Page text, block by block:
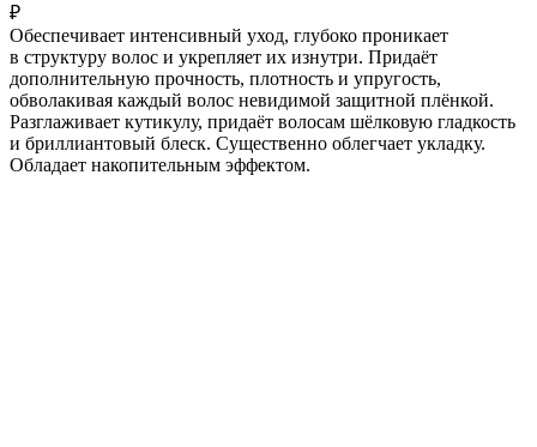
₽
Обеспечивает интенсивный уход, глубоко проникает
в структуру волос и укрепляет их изнутри. Придаёт
дополнительную прочность, плотность и упругость,
обволакивая каждый волос невидимой защитной плёнкой.
Разглаживает кутикулу, придаёт волосам шёлковую гладкость
и бриллиантовый блеск. Существенно облегчает укладку.
Обладает накопительным эффектом.